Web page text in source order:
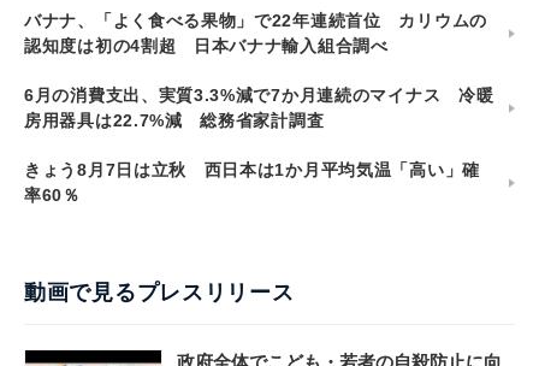
バナナ、「よく食べる果物」で22年連続首位 カリウムの
認知度は初の4割超 日本バナナ輸入組合調べ
6月の消費支出、実質3.3%減で7か月連続のマイナス 冷暖
房用器具は22.7%減 総務省家計調査
きょう8月7日は立秋 西日本は1か月平均気温「高い」確
率60％
動画で見るプレスリリース